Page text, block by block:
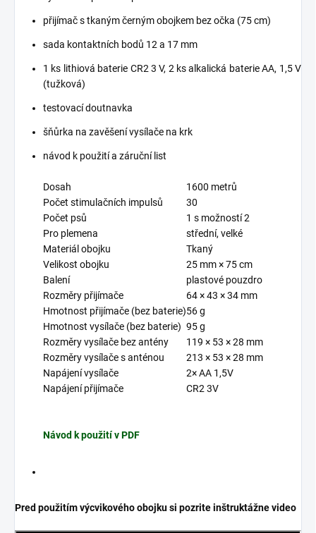
přijímač s tkaným černým obojkem bez očka (75 cm)
sada kontaktních bodů 12 a 17 mm
1 ks lithiová baterie CR2 3 V, 2 ks alkalická baterie AA, 1,5 V
(tužková)
testovací doutnavka
šňůrka na zavěšení vysílače na krk
návod k použití a záruční list
Dosah
1600 metrů
Počet stimulačních impulsů
30
Počet psů
1 s možností 2
Pro plemena
střední, velké
Materiál obojku
Tkaný
Velikost obojku
25 mm × 75 cm
Balení
plastové pouzdro
Rozměry přijímače
64 × 43 × 34 mm
Hmotnost přijímače (bez baterie)56 g
Hmotnost vysílače (bez baterie) 95 g
Rozměry vysílače bez antény
119 × 53 × 28 mm
Rozměry vysílače s anténou
213 × 53 × 28 mm
Napájení vysílače
2× AA 1,5V
Napájení přijímače
CR2 3V
Návod k použití v PDF
Pred použitím výcvikového obojku si pozrite inštruktážne video